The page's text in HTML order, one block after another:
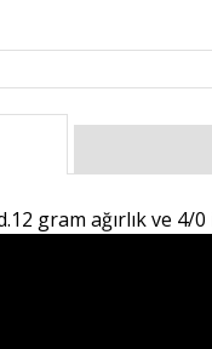
gram ağırlık ve